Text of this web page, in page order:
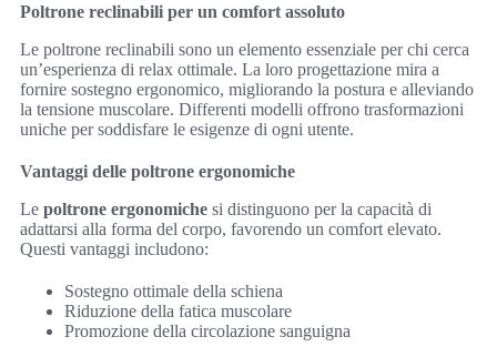
Poltrone reclinabili per un comfort assoluto
Le poltrone reclinabili sono un elemento essenziale per chi cerca
un’esperienza di relax ottimale. La loro progettazione mira a
fornire sostegno ergonomico, migliorando la postura e alleviando
la tensione muscolare. Differenti modelli offrono trasformazioni
uniche per soddisfare le esigenze di ogni utente.
Vantaggi delle poltrone ergonomiche
Le poltrone ergonomiche si distinguono per la capacità di
adattarsi alla forma del corpo, favorendo un comfort elevato.
Questi vantaggi includono:
Sostegno ottimale della schiena
Riduzione della fatica muscolare
Promozione della circolazione sanguigna